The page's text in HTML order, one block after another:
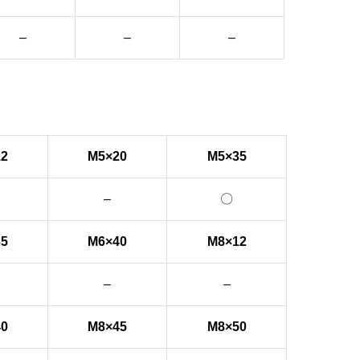
– – –
M5×20 M5×35
– 〇
M6×40 M8×12
– –
M8×45 M8×50